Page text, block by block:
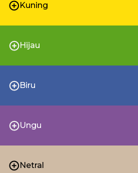
Kuning
Hijau
Biru
Ungu
Netral